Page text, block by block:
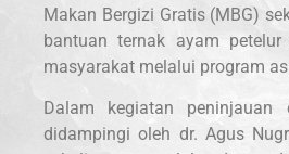
Makan Bergizi Gratis (MBG)
bantuan ternak ayam
masyarakat melalui program
Dalam kegiatan peninjauan
didampingi oleh dr. Agus